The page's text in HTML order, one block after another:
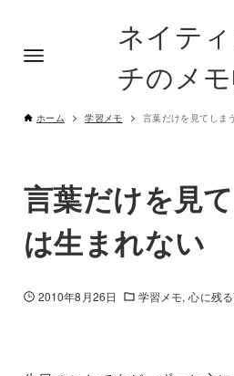
ネイテ
チのメ
ホーム 学習メモ 言葉だけを見てしま
言葉だけを見
は生まれない
2010年8月26日 学習メモ 心に残